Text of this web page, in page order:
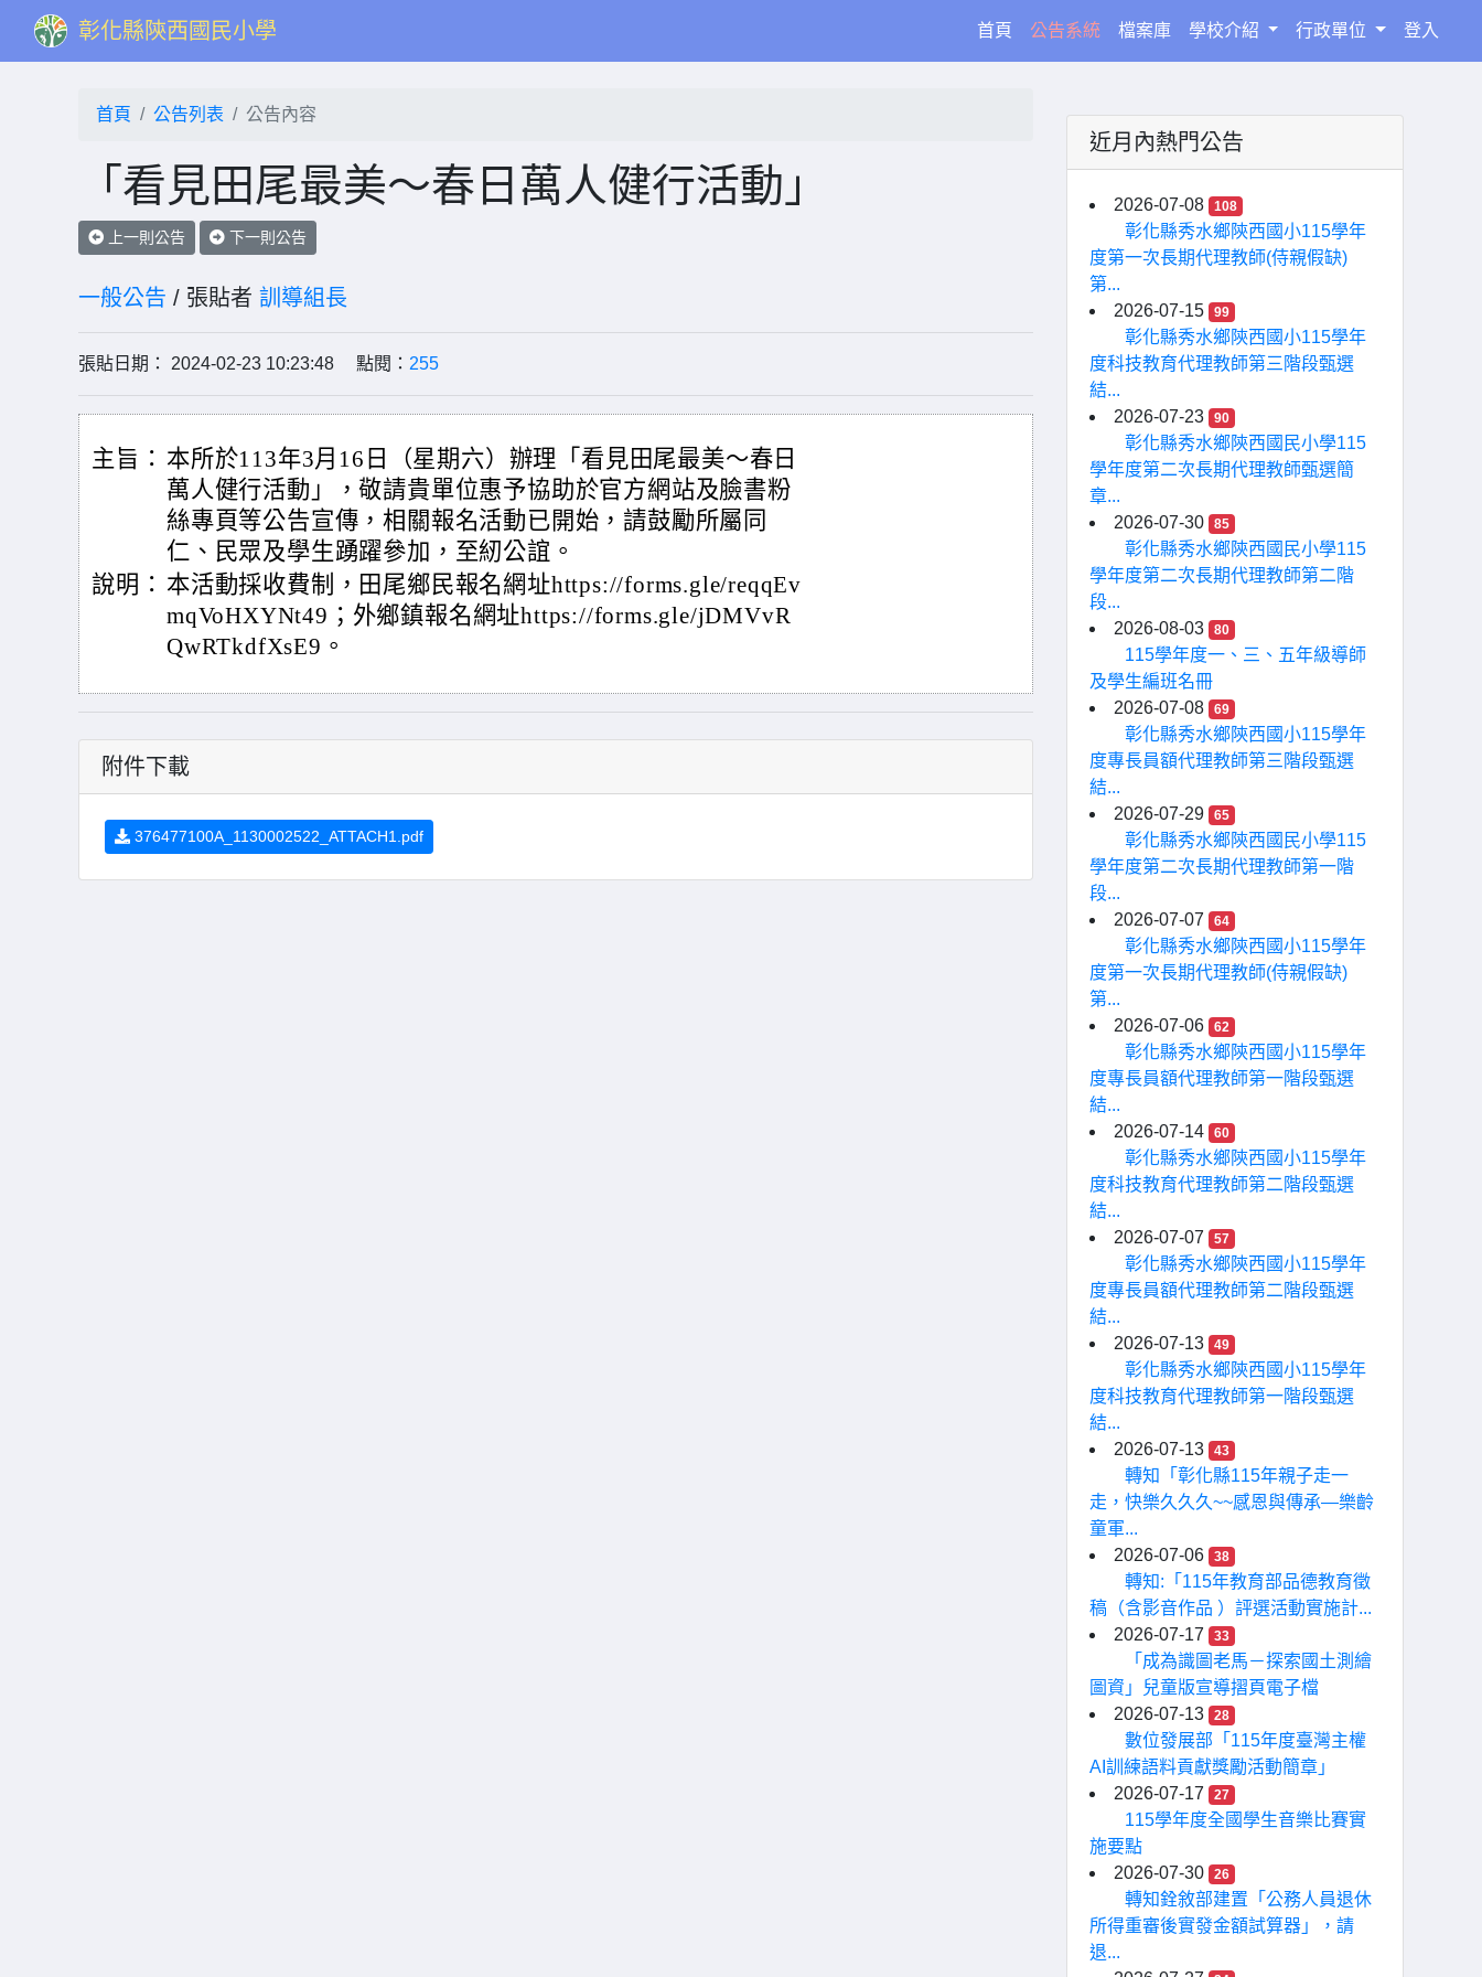
彰化縣陝西國民小學 首頁(current)
公告系統 檔案庫 學校介紹 行政單位 登入
首頁 公告列表 公告內容
「看見田尾最美～春日萬人健行活動」
上一則公告 下一則公告
一般公告 / 張貼者 訓導組長
張貼日期： 2024-02-23 10:23:48 點閱： 255
主旨： 本所於113年3月16日（星期六）辦理「看見田尾最美～春日
萬人健行活動」，敬請貴單位惠予協助於官方網站及臉書粉
絲專頁等公告宣傳，相關報名活動已開始，請鼓勵所屬同
仁、民眾及學生踴躍參加，至紉公誼。
說明： 本活動採收費制，田尾鄉民報名網址https://forms.gle/reqqEv
mqVoHXYNt49；外鄉鎮報名網址https://forms.gle/jDMVvR
QwRTkdfXsE9。
附件下載
376477100A_1130002522_ATTACH1.pdf
近月內熱門公告
2026-07-08 108
彰化縣秀水鄉陝西國小115學年
度第一次長期代理教師(侍親假缺)
第...
2026-07-15
99
彰化縣秀水鄉陝西國小115學年
度科技教育代理教師第三階段甄選
結...
2026-07-23
90
彰化縣秀水鄉陝西國民小學115
學年度第二次長期代理教師甄選簡
章...
2026-07-30
85
彰化縣秀水鄉陝西國民小學115
學年度第二次長期代理教師第二階
段...
2026-08-03
80
115學年度一、三、五年級導師
及學生編班名冊
2026-07-08
69
彰化縣秀水鄉陝西國小115學年
度專長員額代理教師第三階段甄選
結...
2026-07-29
65
彰化縣秀水鄉陝西國民小學115
學年度第二次長期代理教師第一階
段...
2026-07-07
64
彰化縣秀水鄉陝西國小115學年
度第一次長期代理教師(侍親假缺)
第...
2026-07-06
62
彰化縣秀水鄉陝西國小115學年
度專長員額代理教師第一階段甄選
結...
2026-07-14
60
彰化縣秀水鄉陝西國小115學年
度科技教育代理教師第二階段甄選
結...
2026-07-07
57
彰化縣秀水鄉陝西國小115學年
度專長員額代理教師第二階段甄選
結...
2026-07-13
49
彰化縣秀水鄉陝西國小115學年
度科技教育代理教師第一階段甄選
結...
2026-07-13
43
轉知「彰化縣115年親子走一
走，快樂久久久~~感恩與傳承—樂齡
童軍...
2026-07-06
38
轉知:「115年教育部品德教育徵
稿（含影音作品 ）評選活動實施計...
2026-07-17
33
「成為識圖老馬－探索國土測繪
圖資」兒童版宣導摺頁電子檔
2026-07-13
28
數位發展部「115年度臺灣主權
AI訓練語料貢獻獎勵活動簡章」
2026-07-17
27
115學年度全國學生音樂比賽實
施要點
2026-07-30
26
轉知銓敘部建置「公務人員退休
所得重審後實發金額試算器」，請
退...